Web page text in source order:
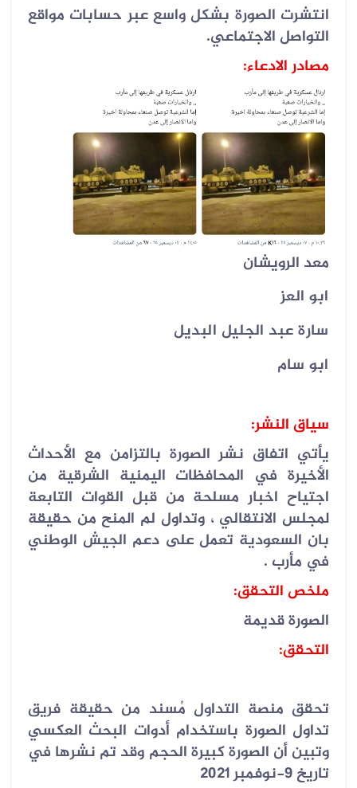
انتشرت الصورة بشكل واسع عبر حسابات مواقع
التواصل الاجتماعي.
مصادر الادعاء:
معد الرويشان
ابو العز
سارة عبد الجليل البديل
ابو سام
سياق النشر:
يأتي اتفاق نشر الصورة بالتزامن مع الأحداث
الأخيرة في المحافظات اليمنية الشرقية من
اجتياح اخبار مسلحة من قبل القوات التابعة
لمجلس الانتقالي ، وتداول لم المنح من حقيقة
بان السعودية تعمل على دعم الجيش الوطني
في مأرب .
ملخص التحقق:
الصورة قديمة
التحقق:
تحقق منصة التداول مُسند من حقيقة فريق
تداول الصورة باستخدام أدوات البحث العكسي
وتبين أن الصورة كبيرة الحجم وقد تم نشرها في
تاريخ 9-نوفمبر 2021